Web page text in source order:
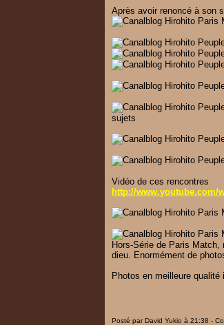
Après avoir renoncé à son
sujets
Vidéo de ces rencontres
http://www.youtube.com/
Hors-Série de Paris Match,
dieu. Enormément de
Photos en meilleure qualité
Posté par David Yukio à 21:38 -